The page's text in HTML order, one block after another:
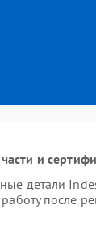
и
детали
после